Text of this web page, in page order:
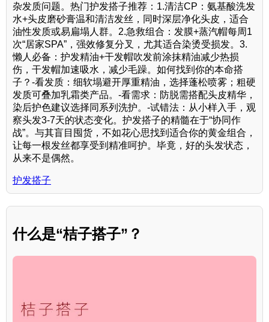
杂发质问题。热门护发搭子推荐：1.清洁CP：氨基酸洗发
水+头皮磨砂膏温和清洁发丝，同时深层净化头皮，适合
油性发质或易扁塌人群。2.急救组合：发膜+蒸汽帽每周1
次“居家SPA”，强效修复分叉，尤其适合染烫受损发。3.
懒人必备：护发精油+干发帽吹发前涂抹精油减少热损
伤，干发帽加速吸水，减少毛躁。如何找到你的本命搭
子？-看发质：细软塌避开厚重精油，选择蓬松喷雾；粗硬
发质可叠加乳霜类产品。-看需求：防脱需搭配头皮精华，
染后护色建议选择同系列洗护。-试错法：从小样入手，观
察头发3-7天的状态变化。护发搭子的精髓在于“协同作
战”。与其盲目囤货，不如花心思找到适合你的黄金组合，
让每一根发丝都享受到精准呵护。毕竟，好的头发状态，
从来不是偶然。
护发搭子
什么是“桔子搭子”？